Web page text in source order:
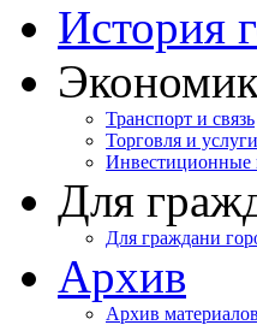
История
Транспорт и связь
Торговля и услуги
Инвестиционные
Для
Для граждани
Архив
Архив материалов